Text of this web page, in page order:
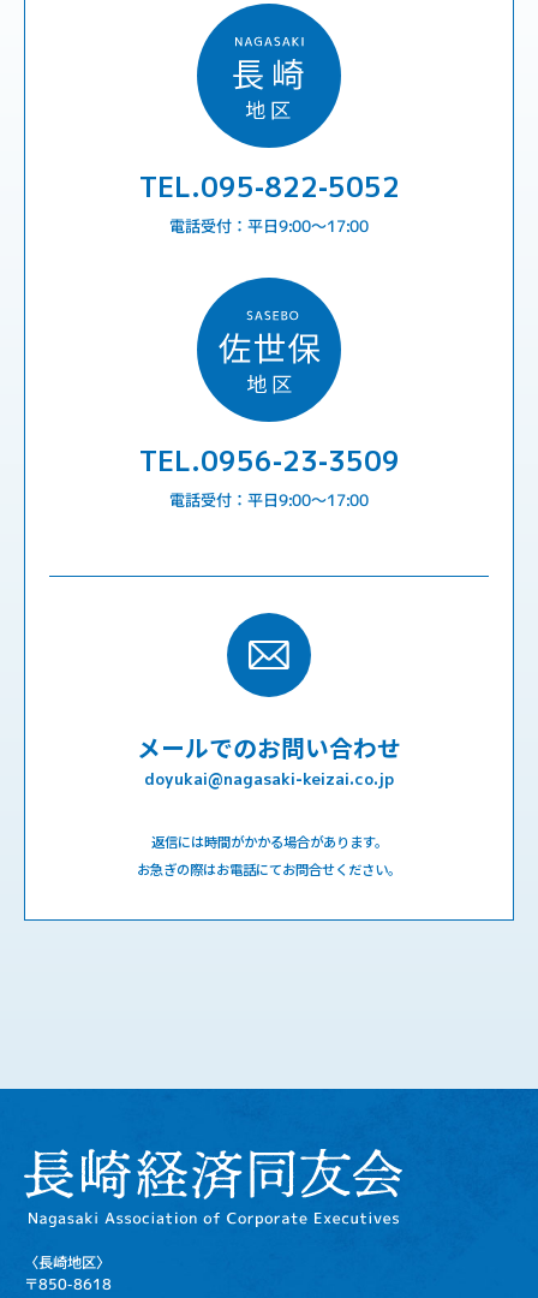
TEL.095-822-5052
電話受付：平日9:00〜17:00
TEL.0956-23-3509
電話受付：平日9:00〜17:00
メールでのお問い合わせ
doyukai@nagasaki-keizai.co.jp
返信には時間がかかる場合があります。
お急ぎの際はお電話にてお問合せください。
〈長崎地区〉
〒850-8618